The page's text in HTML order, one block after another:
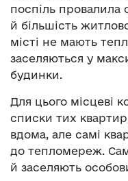
поспіль провалила
й більшість
місті не мають
заселяються у
будинки.
Для цього місцеві
списки тих
вдома, але самі
до тепломереж.
й заселяють